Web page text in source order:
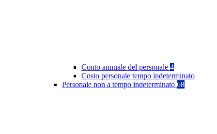
Conto annuale del personale 4
Costo personale tempo indeterminato
Personale non a tempo indeterminato 68